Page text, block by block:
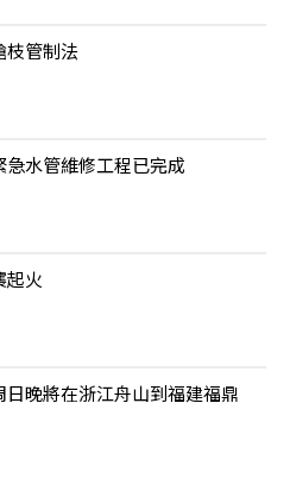
枝管制法
水管維修工程已完成
起火
晚將在浙江舟山到福建福鼎